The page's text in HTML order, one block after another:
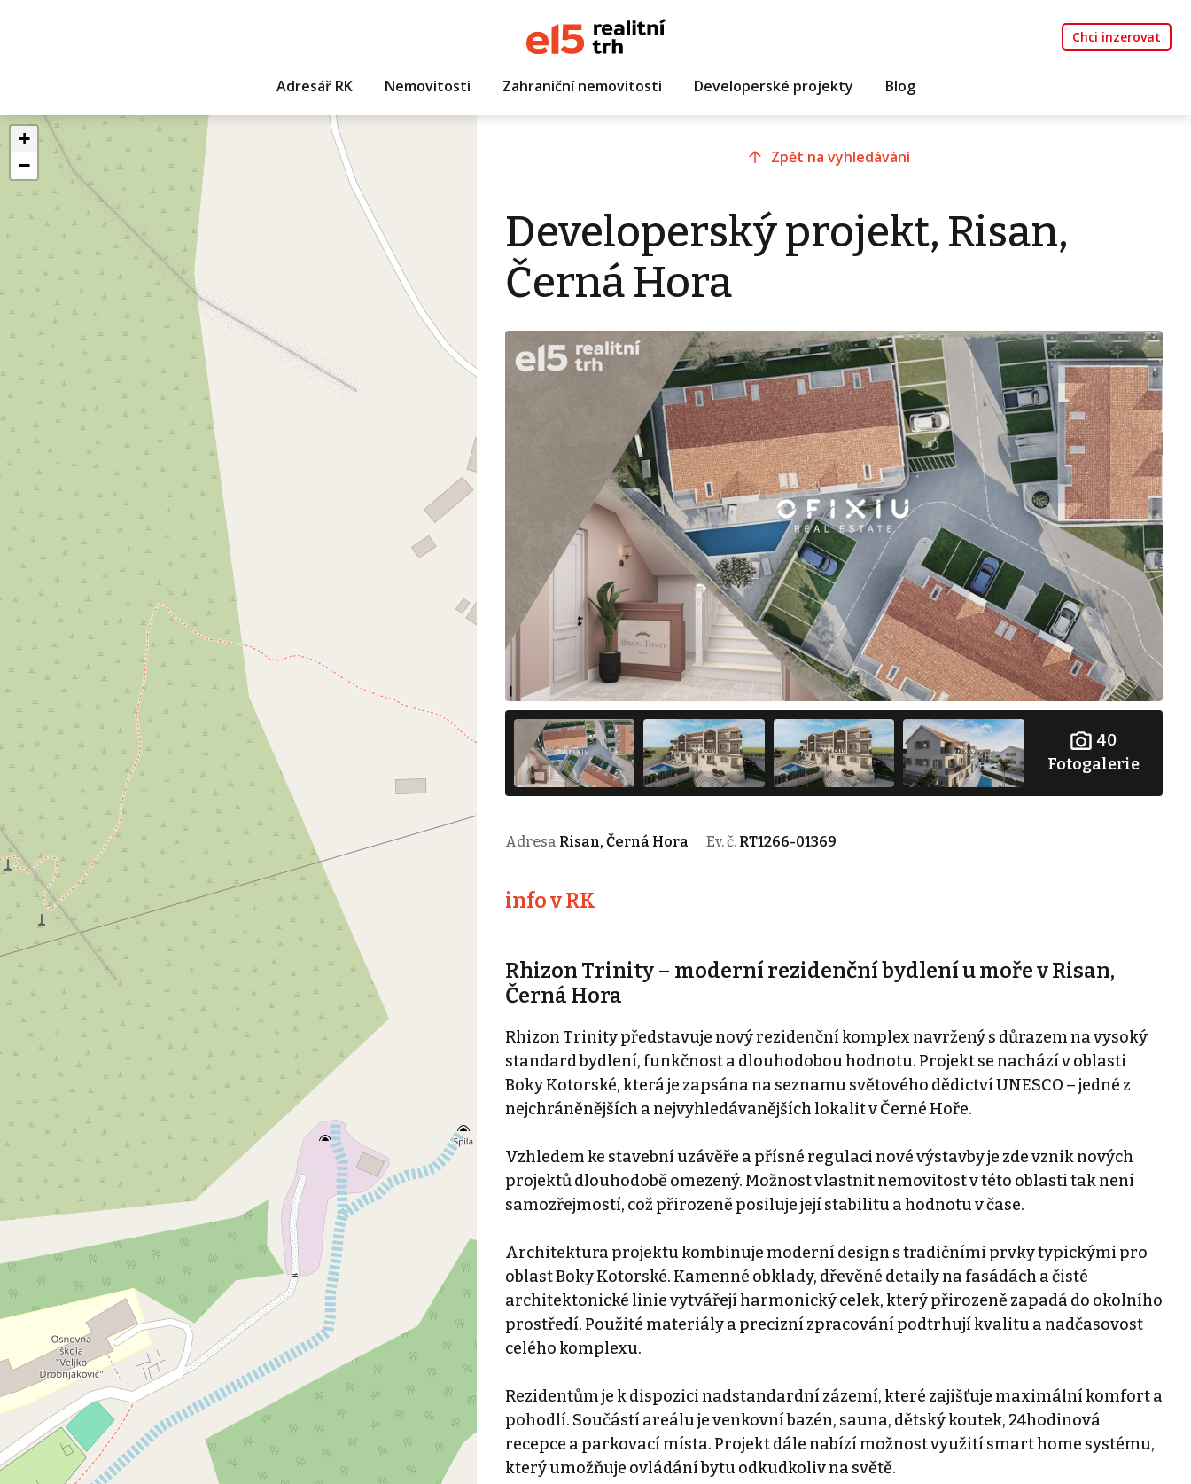
Chci inzerovat
Adresář RK Nemovitosti Zahraniční nemovitosti Developerské projekty Blog
+
−
Zpět na vyhledávání
Developerský projekt, Risan,
Černá Hora
40
Fotogalerie
Adresa Risan, Černá Hora Ev. č. RT1266-01369
info v RK
Rhizon Trinity – moderní rezidenční bydlení u moře v Risan,
Černá Hora
Rhizon Trinity představuje nový rezidenční komplex navržený s důrazem na vysoký
standard bydlení, funkčnost a dlouhodobou hodnotu. Projekt se nachází v oblasti
Boky Kotorské, která je zapsána na seznamu světového dědictví UNESCO – jedné z
nejchráněnějších a nejvyhledávanějších lokalit v Černé Hoře.
Vzhledem ke stavební uzávěře a přísné regulaci nové výstavby je zde vznik nových
projektů dlouhodobě omezený. Možnost vlastnit nemovitost v této oblasti tak není
samozřejmostí, což přirozeně posiluje její stabilitu a hodnotu v čase.
Architektura projektu kombinuje moderní design s tradičními prvky typickými pro
oblast Boky Kotorské. Kamenné obklady, dřevěné detaily na fasádách a čisté
architektonické linie vytvářejí harmonický celek, který přirozeně zapadá do okolního
prostředí. Použité materiály a precizní zpracování podtrhují kvalitu a nadčasovost
celého komplexu.
Rezidentům je k dispozici nadstandardní zázemí, které zajišťuje maximální komfort a
pohodlí. Součástí areálu je venkovní bazén, sauna, dětský koutek, 24hodinová
recepce a parkovací místa. Projekt dále nabízí možnost využití smart home systému,
který umožňuje ovládání bytu odkudkoliv na světě.